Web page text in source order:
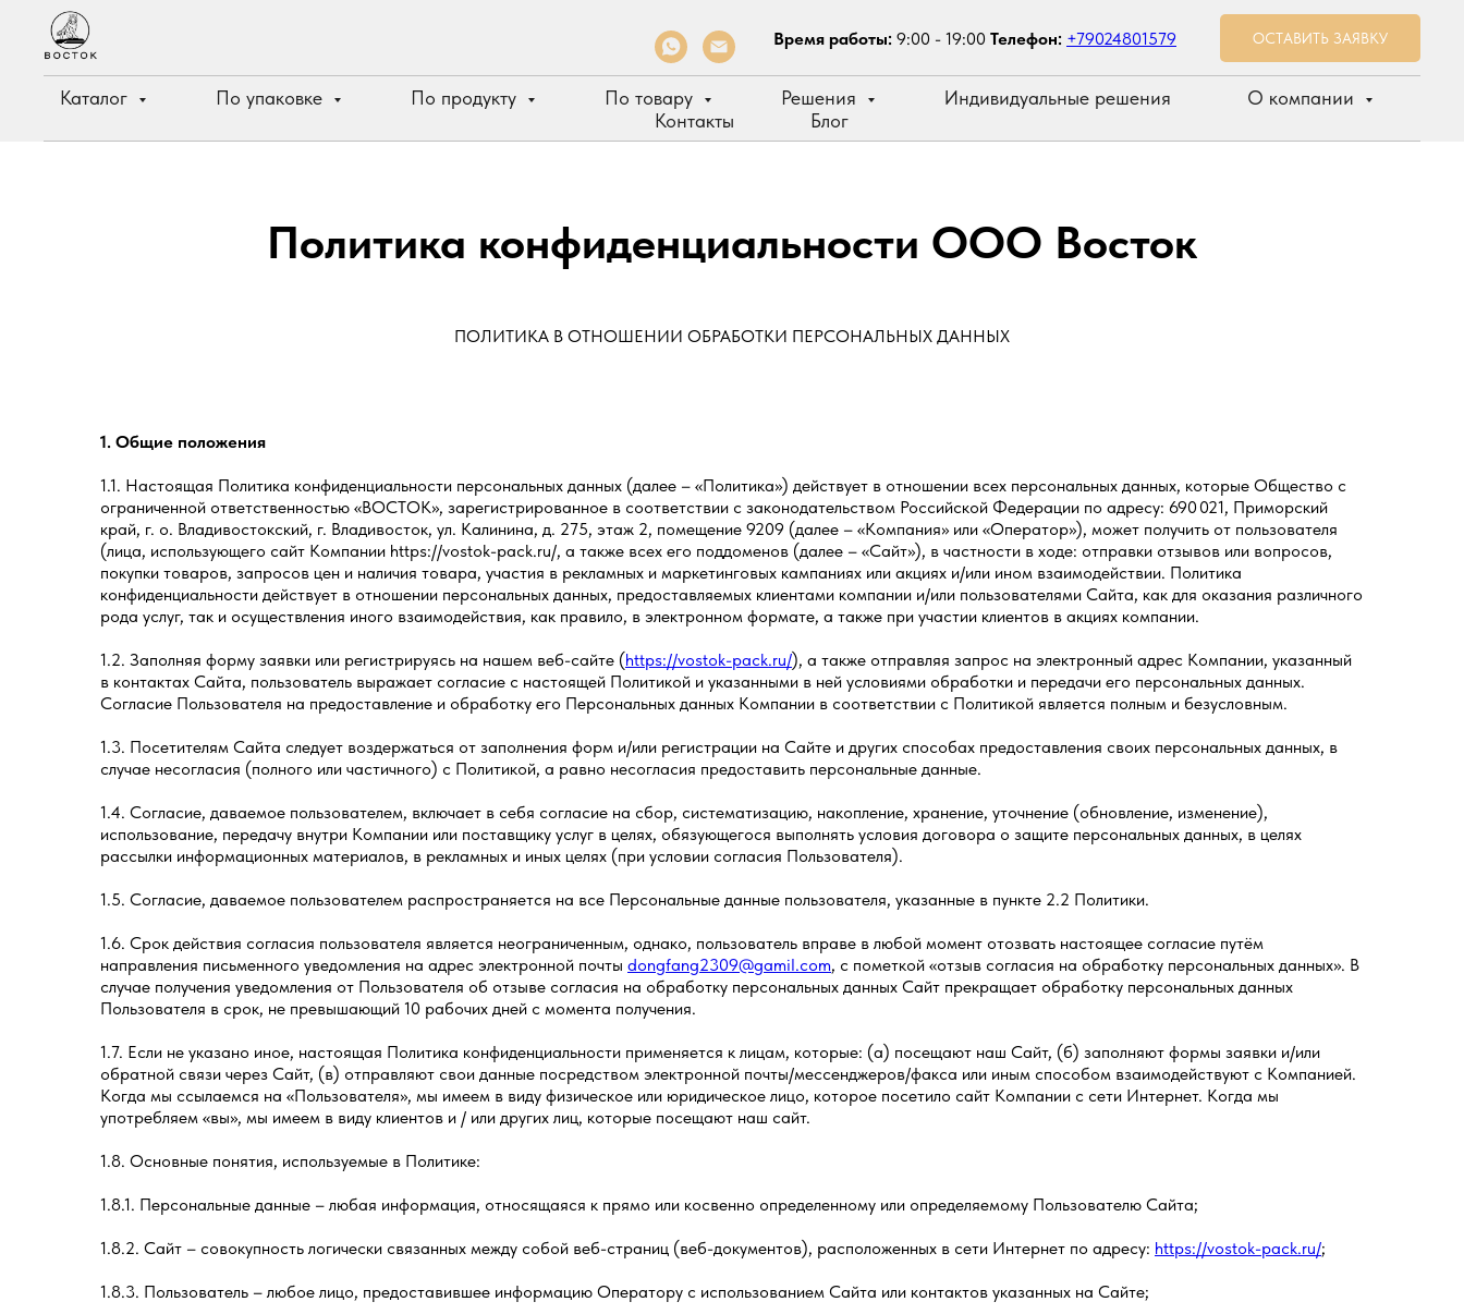
Время работы: 9:00 - 19:00 Телефон: +79024801579 ОСТАВИТЬ ЗАЯВКУ
Каталог По упаковке По продукту По товару Решения Индивидуальные решения
О компании
Контакты
Блог
Политика конфиденциальности ООО Восток
ПОЛИТИКА В ОТНОШЕНИИ ОБРАБОТКИ ПЕРСОНАЛЬНЫХ ДАННЫХ
1. Общие положения
1.1. Настоящая Политика конфиденциальности персональных данных (далее – «Политика») действует в отношении всех персональных данных, которые Общество с
ограниченной ответственностью «ВОСТОК», зарегистрированное в соответствии с законодательством Российской Федерации по адресу: 690 021, Приморский
край, г. о. Владивостокский, г. Владивосток, ул. Калинина, д. 275, этаж 2, помещение 9209 (далее – «Компания» или «Оператор»), может получить от пользователя
(лица, использующего сайт Компании https://vostok-pack.ru/, а также всех его поддоменов (далее – «Сайт»), в частности в ходе: отправки отзывов или вопросов,
покупки товаров, запросов цен и наличия товара, участия в рекламных и маркетинговых кампаниях или акциях и/или ином взаимодействии. Политика
конфиденциальности действует в отношении персональных данных, предоставляемых клиентами компании и/или пользователями Сайта, как для оказания различного
рода услуг, так и осуществления иного взаимодействия, как правило, в электронном формате, а также при участии клиентов в акциях компании.
1.2. Заполняя форму заявки или регистрируясь на нашем веб-сайте (https://vostok-pack.ru/), а также отправляя запрос на электронный адрес Компании, указанный
в контактах Сайта, пользователь выражает согласие с настоящей Политикой и указанными в ней условиями обработки и передачи его персональных данных.
Согласие Пользователя на предоставление и обработку его Персональных данных Компании в соответствии с Политикой является полным и безусловным.
1.3. Посетителям Сайта следует воздержаться от заполнения форм и/или регистрации на Сайте и других способах предоставления своих персональных данных, в
случае несогласия (полного или частичного) с Политикой, а равно несогласия предоставить персональные данные.
1.4. Согласие, даваемое пользователем, включает в себя согласие на сбор, систематизацию, накопление, хранение, уточнение (обновление, изменение),
использование, передачу внутри Компании или поставщику услуг в целях, обязующегося выполнять условия договора о защите персональных данных, в целях
рассылки информационных материалов, в рекламных и иных целях (при условии согласия Пользователя).
1.5. Согласие, даваемое пользователем распространяется на все Персональные данные пользователя, указанные в пункте 2.2 Политики.
1.6. Срок действия согласия пользователя является неограниченным, однако, пользователь вправе в любой момент отозвать настоящее согласие путём
направления письменного уведомления на адрес электронной почты dongfang2309@gamil.com, с пометкой «отзыв согласия на обработку персональных данных». В
случае получения уведомления от Пользователя об отзыве согласия на обработку персональных данных Сайт прекращает обработку персональных данных
Пользователя в срок, не превышающий 10 рабочих дней с момента получения.
1.7. Если не указано иное, настоящая Политика конфиденциальности применяется к лицам, которые: (а) посещают наш Сайт, (б) заполняют формы заявки и/или
обратной связи через Сайт, (в) отправляют свои данные посредством электронной почты/мессенджеров/факса или иным способом взаимодействуют с Компанией.
Когда мы ссылаемся на «Пользователя», мы имеем в виду физическое или юридическое лицо, которое посетило сайт Компании с сети Интернет. Когда мы
употребляем «вы», мы имеем в виду клиентов и / или других лиц, которые посещают наш сайт.
1.8. Основные понятия, используемые в Политике:
1.8.1. Персональные данные – любая информация, относящаяся к прямо или косвенно определенному или определяемому Пользователю Сайта;
1.8.2. Сайт – совокупность логически связанных между собой веб-страниц (веб-документов), расположенных в сети Интернет по адресу: https://vostok-pack.ru/;
1.8.3. Пользователь – любое лицо, предоставившее информацию Оператору с использованием Сайта или контактов указанных на Сайте;